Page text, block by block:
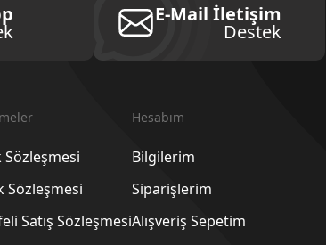
E-Mail İletişim
Destek
Sözleşmesi
Sözleşmesi
Satış Sözleşmesi
Hesabım
Bilgilerim
Siparişlerim
Alışveriş Sepetim